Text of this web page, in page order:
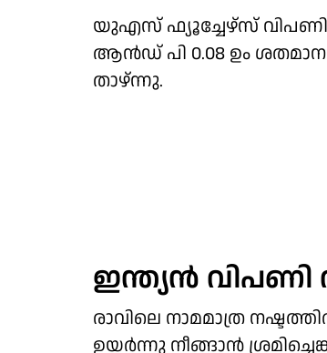
യുഎസ് ഫ്യൂച്ചേഴ്‌സ് വിപണി
ആന്‍ഡ് പി 0.08 ഉം
താഴ്ന്നു.
ഇന്ത്യന്‍ വിപണി
രാവിലെ നാമമാത്ര
ഉയര്‍ന്നു നീങ്ങാന്‍